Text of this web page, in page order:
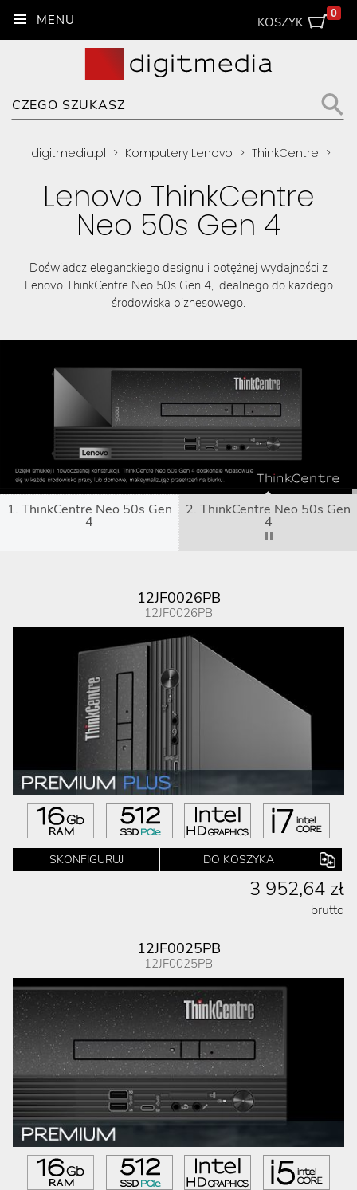
KOSZYK
0
digitmedia.pl > Komputery Lenovo > ThinkCentre >
Lenovo ThinkCentre
Neo 50s Gen 4
Doświadcz eleganckiego designu i potężnej wydajności z
Lenovo ThinkCentre Neo 50s Gen 4, idealnego do każdego
środowiska biznesowego.
1. ThinkCentre Neo 50s Gen
4
2. ThinkCentre Neo 50s Gen
4
12JF0026PB
12JF0026PB
SKONFIGURUJ DO KOSZYKA
3 952,64 zł
brutto
12JF0025PB
12JF0025PB